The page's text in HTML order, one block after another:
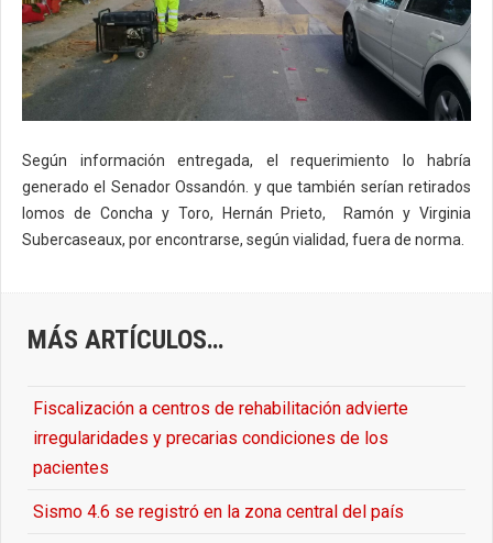
Según información entregada, el requerimiento lo habría
generado el Senador Ossandón. y que también serían retirados
lomos de Concha y Toro, Hernán Prieto, Ramón y Virginia
Subercaseaux, por encontrarse, según vialidad, fuera de norma.
MÁS ARTÍCULOS…
Fiscalización a centros de rehabilitación advierte
irregularidades y precarias condiciones de los
pacientes
Sismo 4.6 se registró en la zona central del país